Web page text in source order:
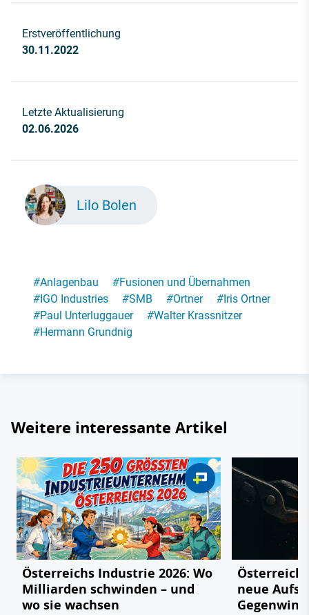
Erstveröffentlichung
30.11.2022
Letzte Aktualisierung
02.06.2026
Lilo Bolen
#Anlagenbau #Fusionen und Übernahmen
#IGO Industries #SMB #Ortner #Iris Ortner
#Paul Unterluggauer #Walter Krassnitzer
#Hermann Grundnig
Weitere interessante Artikel
Österreichs Industrie 2026: Wo
Milliarden schwinden – und
wo sie wachsen
neue
Gegenwind